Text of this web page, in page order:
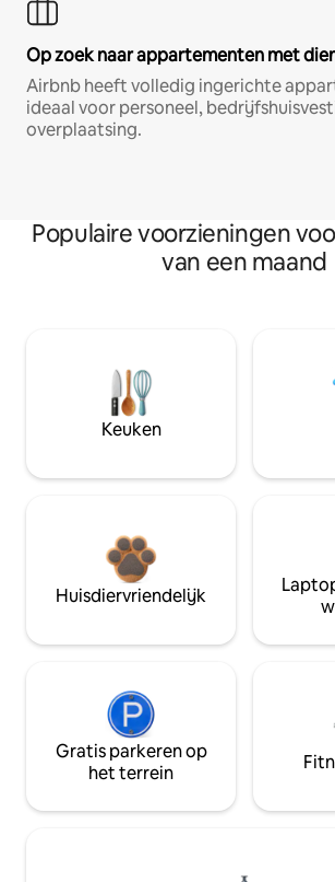
Op zoek naar appartementen met
Airbnb heeft volledig ingerichte
ideaal voor personeel,
overplaatsing.
Populaire voorzieningen
van een maand
Keuken
Huisdiervriendelijk
Gratis parkeren op
het terrein